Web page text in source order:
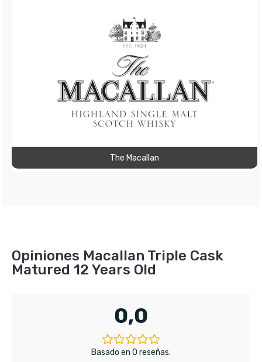
The Macallan
Opiniones Macallan Triple Cask
Matured 12 Years Old
0,0
Basado en 0 reseñas.